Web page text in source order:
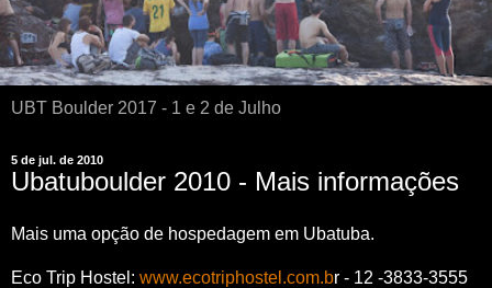
UBT Boulder 2017 - 1 e 2 de Julho
5 de jul. de 2010
Ubatuboulder 2010 - Mais informações
Mais uma opção de hospedagem em Ubatuba.
Eco Trip Hostel: www.ecotriphostel.com.br - 12 -3833-3555